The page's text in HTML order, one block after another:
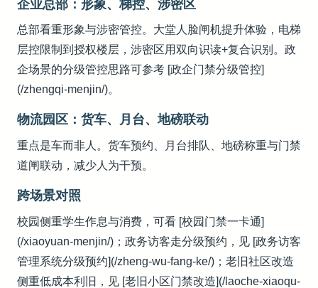
企业总部：形象、梯控、涉密区
总部看重形象与涉密管控。大堂人脸闸机提升体验，电梯
层控限制到授权楼层，涉密区用双向识读+复合识别。政
企场景的分级管控思路可参考 [政企门禁分级管控]
(/zhengqi-menjin/)。
物流园区：货车、月台、地磅联动
重点是车而非人。货车预约、月台排队、地磅称重与门禁
道闸联动，减少人为干预。
跨场景对照
校园侧重学生作息与消费，可看 [校园门禁一卡通]
(/xiaoyuan-menjin/)；政务访客走分级预约，见 [政务访客
管理系统分级预约](/zheng-wu-fang-ke/)；老旧社区改造
侧重低成本利旧，见 [老旧小区门禁改造](/laoche-xiaoqu-